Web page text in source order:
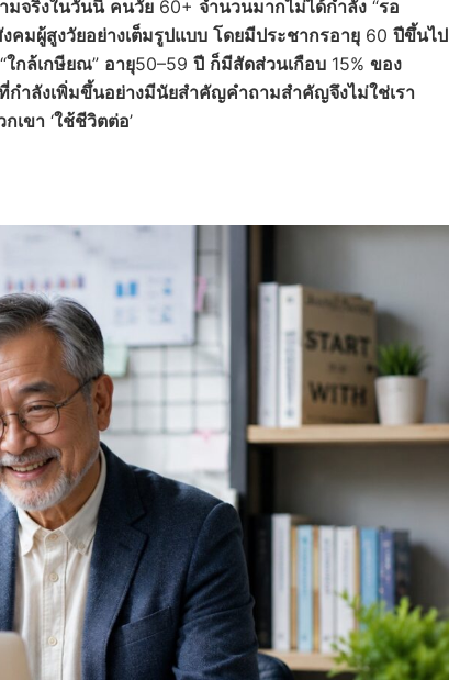
มจริงในวันนี้ คนวัย 60+ จำนวนมากไม่ได้กำลัง “รอ
คมผู้สูงวัยอย่างเต็มรูปแบบ โดยมีประชากรอายุ 60 ปีขึ้นไป
“ใกล้เกษียณ” อายุ50–59 ปี ก็มีสัดส่วนเกือบ 15% ของ
กำลังเพิ่มขึ้นอย่างมีนัยสำคัญคำถามสำคัญจึงไม่ใช่เรา
เขา ‘ใช้ชีวิตต่อ’